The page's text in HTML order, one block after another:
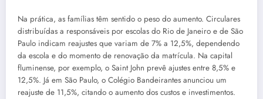
Na prática, as famílias têm sentido o peso do aumento. Circulares
distribuídas a responsáveis por escolas do Rio de Janeiro e de São
Paulo indicam reajustes que variam de 7% a 12,5%, dependendo
da escola e do momento de renovação da matrícula. Na capital
fluminense, por exemplo, o Saint John prevê ajustes entre 8,5% e
12,5%. Já em São Paulo, o Colégio Bandeirantes anunciou um
reajuste de 11,5%, citando o aumento dos custos e investimentos.